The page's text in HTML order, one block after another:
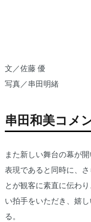
文／佐藤 優
写真／串田明緒
串田和美コメ
また新しい舞台の幕が
表現であると同時に、
とが観客に素直に伝わ
い拍手をいただき、嬉
る。